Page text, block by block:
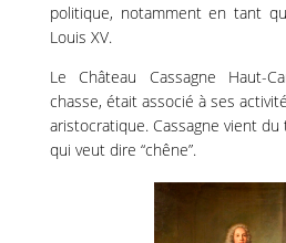
politique, notamment en tant
Louis XV.
Le Château Cassagne Haut-
chasse, était associé à ses
aristocratique. Cassagne vient
qui veut dire “chêne”.